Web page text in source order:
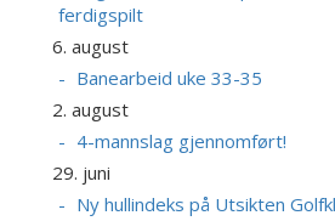
ferdigspilt
6. august
Banearbeid uke 33-35
2. august
4-mannslag gjennomført!
29. juni
Ny hullindeks på Utsikten